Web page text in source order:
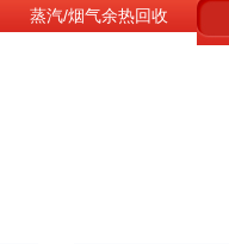
蒸汽/烟气余热回收